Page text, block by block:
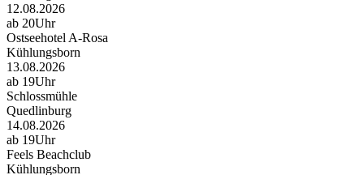
12.08.2026
ab 20Uhr
Ostseehotel A-Rosa
Kühlungsborn
13.08.2026
ab 19Uhr
Schlossmühle
Quedlinburg
14.08.2026
ab 19Uhr
Feels Beachclub
Kühlungsborn